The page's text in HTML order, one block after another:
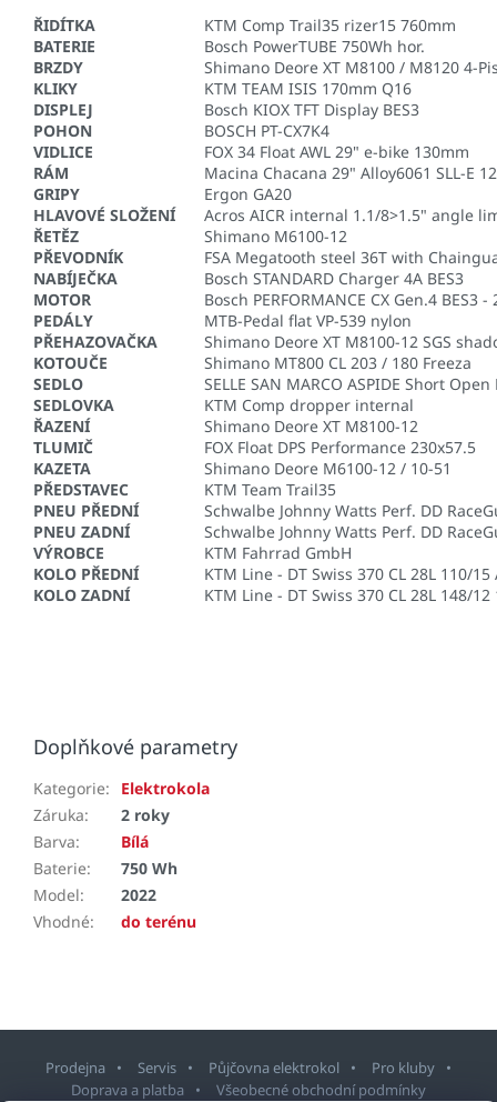
ŘIDÍTKA
KTM Comp Trail35 rizer15 760mm
BATERIE
Bosch PowerTUBE 750Wh hor.
BRZDY
Shimano Deore XT M8100 / M8120 4-
KLIKY
KTM TEAM ISIS 170mm Q16
DISPLEJ
Bosch KIOX TFT Display BES3
POHON
BOSCH PT-CX7K4
VIDLICE
FOX 34 Float AWL 29" e-bike 130mm
RÁM
Macina Chacana 29" Alloy6061 SLL-E
GRIPY
Ergon GA20
HLAVOVÉ SLOŽENÍ
Acros AICR internal 1.1/8>1.5" angle
ŘETĚZ
Shimano M6100-12
PŘEVODNÍK
FSA Megatooth steel 36T with
NABÍJEČKA
Bosch STANDARD Charger 4A BES3
MOTOR
Bosch PERFORMANCE CX Gen.4 BES3
PEDÁLY
MTB-Pedal flat VP-539 nylon
PŘEHAZOVAČKA
Shimano Deore XT M8100-12 SGS
KOTOUČE
Shimano MT800 CL 203 / 180 Freeza
SEDLO
SELLE SAN MARCO ASPIDE Short
SEDLOVKA
KTM Comp dropper internal
ŘAZENÍ
Shimano Deore XT M8100-12
TLUMIČ
FOX Float DPS Performance 230x57.5
KAZETA
Shimano Deore M6100-12 / 10-51
PŘEDSTAVEC
KTM Team Trail35
PNEU PŘEDNÍ
Schwalbe Johnny Watts Perf. DD
PNEU ZADNÍ
Schwalbe Johnny Watts Perf. DD
VÝROBCE
KTM Fahrrad GmbH
KOLO PŘEDNÍ
KTM Line - DT Swiss 370 CL 28L 110/
KOLO ZADNÍ
KTM Line - DT Swiss 370 CL 28L 148/
Doplňkové parametry
Kategorie:
Elektrokola
Záruka:
2 roky
Barva:
Bílá
Baterie:
750 Wh
Model:
2022
Vhodné: do terénu
Prodejna Servis Půjčovna elektrokol
Pro kluby
Doprava a platba
Všeobecné obchodní podmínky